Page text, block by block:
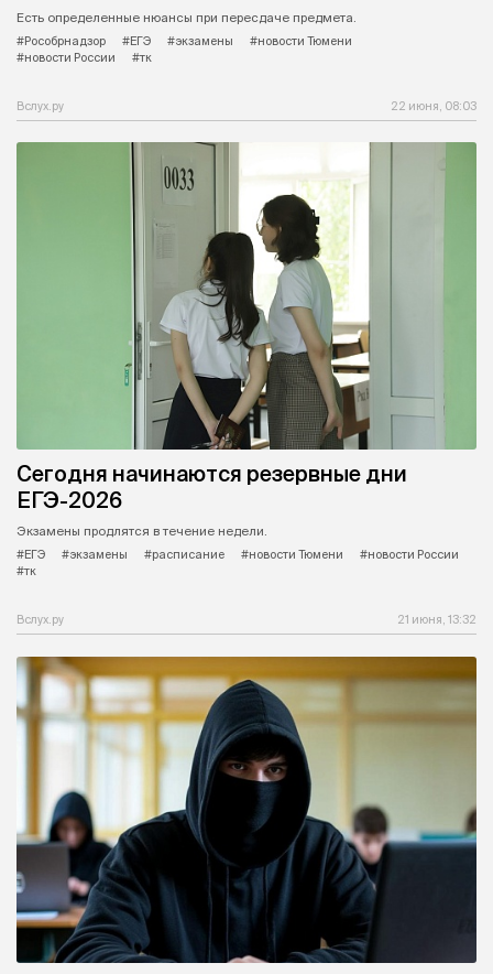
Есть определенные нюансы при пересдаче предмета.
#Рособрнадзор
#ЕГЭ #экзамены
#новости Тюмени
#новости России
#тк
Вслух.ру 22 июня, 08:03
Сегодня начинаются резервные дни
ЕГЭ-2026
Экзамены продлятся в течение недели.
#ЕГЭ
#экзамены #расписание #новости Тюмени
#новости России
#тк
Вслух.ру 21 июня, 13:32